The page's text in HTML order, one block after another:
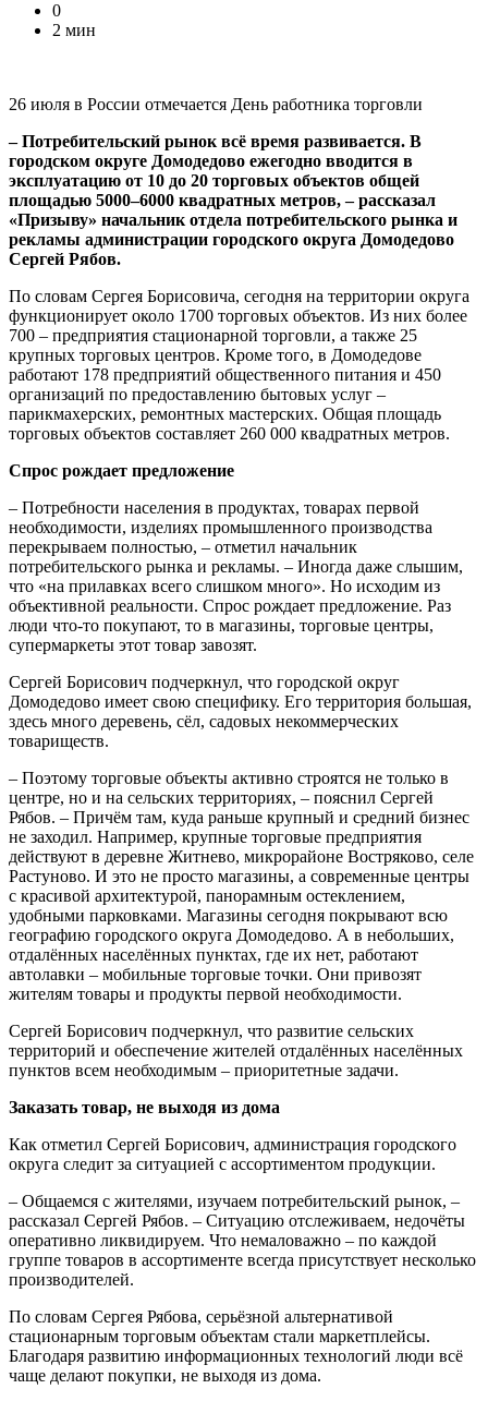
0
2 мин
26 июля в России отмечается День работника торговли
– Потребительский рынок всё время развивается. В
городском округе Домодедово ежегодно вводится в
эксплуатацию от 10 до 20 торговых объектов общей
площадью 5000–6000 квадратных метров, – рассказал
«Призыву» начальник отдела потребительского рынка и
рекламы администрации городского округа Домодедово
Сергей Рябов.
По словам Сергея Борисовича, сегодня на территории округа
функционирует около 1700 торговых объектов. Из них более
700 – предприятия стационарной торговли, а также 25
крупных торговых центров. Кроме того, в Домодедове
работают 178 предприятий общественного питания и 450
организаций по предоставлению бытовых услуг –
парикмахерских, ремонтных мастерских. Общая площадь
торговых объектов составляет 260 000 квадратных метров.
Спрос рождает предложение
– Потребности населения в продуктах, товарах первой
необходимости, изделиях промышленного производства
перекрываем полностью, – отметил начальник
потребительского рынка и рекламы. – Иногда даже слышим,
что «на прилавках всего слишком много». Но исходим из
объективной реальности. Спрос рождает предложение. Раз
люди что-то покупают, то в магазины, торговые центры,
супермаркеты этот товар завозят.
Сергей Борисович подчеркнул, что городской округ
Домодедово имеет свою специфику. Его территория большая,
здесь много деревень, сёл, садовых некоммерческих
товариществ.
– Поэтому торговые объекты активно строятся не только в
центре, но и на сельских территориях, – пояснил Сергей
Рябов. – Причём там, куда раньше крупный и средний бизнес
не заходил. Например, крупные торговые предприятия
действуют в деревне Житнево, микрорайоне Востряково, селе
Растуново. И это не просто магазины, а современные центры
с красивой архитектурой, панорамным остеклением,
удобными парковками. Магазины сегодня покрывают всю
географию городского округа Домодедово. А в небольших,
отдалённых населённых пунктах, где их нет, работают
автолавки – мобильные торговые точки. Они привозят
жителям товары и продукты первой необходимости.
Сергей Борисович подчеркнул, что развитие сельских
территорий и обеспечение жителей отдалённых населённых
пунктов всем необходимым – приоритетные задачи.
Заказать товар, не выходя из дома
Как отметил Сергей Борисович, администрация городского
округа следит за ситуацией с ассортиментом продукции.
– Общаемся с жителями, изучаем потребительский рынок, –
рассказал Сергей Рябов. – Ситуацию отслеживаем, недочёты
оперативно ликвидируем. Что немаловажно – по каждой
группе товаров в ассортименте всегда присутствует несколько
производителей.
По словам Сергея Рябова, серьёзной альтернативой
стационарным торговым объектам стали маркетплейсы.
Благодаря развитию информационных технологий люди всё
чаще делают покупки, не выходя из дома.